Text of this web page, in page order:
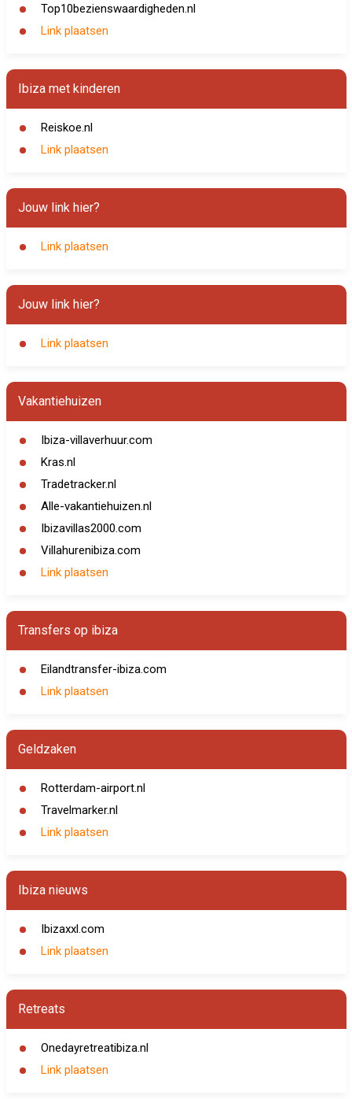
Top10bezienswaardigheden.nl
Link plaatsen
Ibiza met kinderen
Reiskoe.nl
Link plaatsen
Jouw link hier?
Link plaatsen
Jouw link hier?
Link plaatsen
Vakantiehuizen
Ibiza-villaverhuur.com
Kras.nl
Tradetracker.nl
Alle-vakantiehuizen.nl
Ibizavillas2000.com
Villahurenibiza.com
Link plaatsen
Transfers op ibiza
Eilandtransfer-ibiza.com
Link plaatsen
Geldzaken
Rotterdam-airport.nl
Travelmarker.nl
Link plaatsen
Ibiza nieuws
Ibizaxxl.com
Link plaatsen
Retreats
Onedayretreatibiza.nl
Link plaatsen